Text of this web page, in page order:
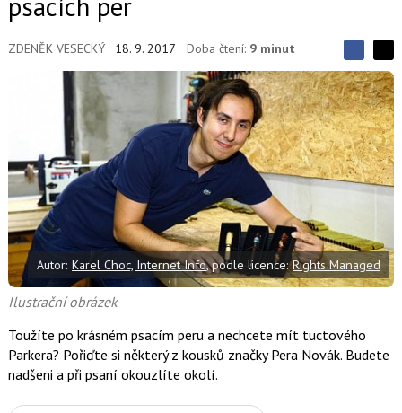
psacích per
ZDENĚK VESECKÝ 18. 9. 2017 Doba čtení: 9 minut
S
d
í
l
e
t
S
d
í
l
e
j
t
e
n
a
e
b
o
o
k
d
í
l
e
j
t
e
n
a
i
X
Autor:Karel Choc, Internet Info, podle licence:Rights Managed
Ilustrační obrázek
Toužíte po krásném psacím peru a nechcete mít tuctového
Parkera? Pořiďte si některý z kousků značky Pera Novák. Budete
nadšeni a při psaní okouzlíte okolí.